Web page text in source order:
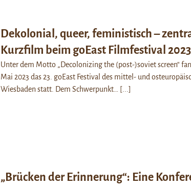
Dekolonial, queer, feministisch –
Kurzfilm beim goEast Filmfestival 2023
Unter dem Motto „Decolonizing the (post-)soviet screen“
Mai 2023 das 23. goEast Festival des mittel- und
Wiesbaden statt. Dem Schwerpunkt…
[...]
„Brücken der Erinnerung“: Eine